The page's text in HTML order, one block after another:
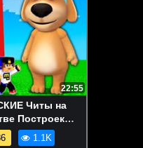
22:55
Читы на
Построек
Майнкрафт
1.1K